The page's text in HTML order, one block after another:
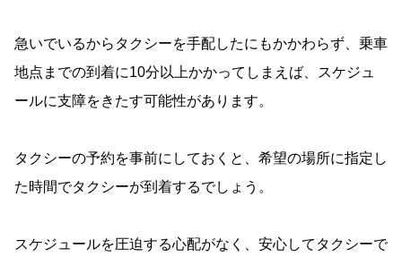
急いでいるからタクシーを手配したにもかかわらず、乗車
地点までの到着に10分以上かかってしまえば、スケジュ
ールに支障をきたす可能性があります。
タクシーの予約を事前にしておくと、希望の場所に指定し
た時間でタクシーが到着するでしょう。
スケジュールを圧迫する心配がなく、安心してタクシーで